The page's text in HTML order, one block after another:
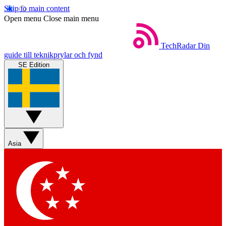
Skip to main content
Open menu Close main menu
TechRadar Din
guide till teknikprylar och fynd
SE Edition
Asia